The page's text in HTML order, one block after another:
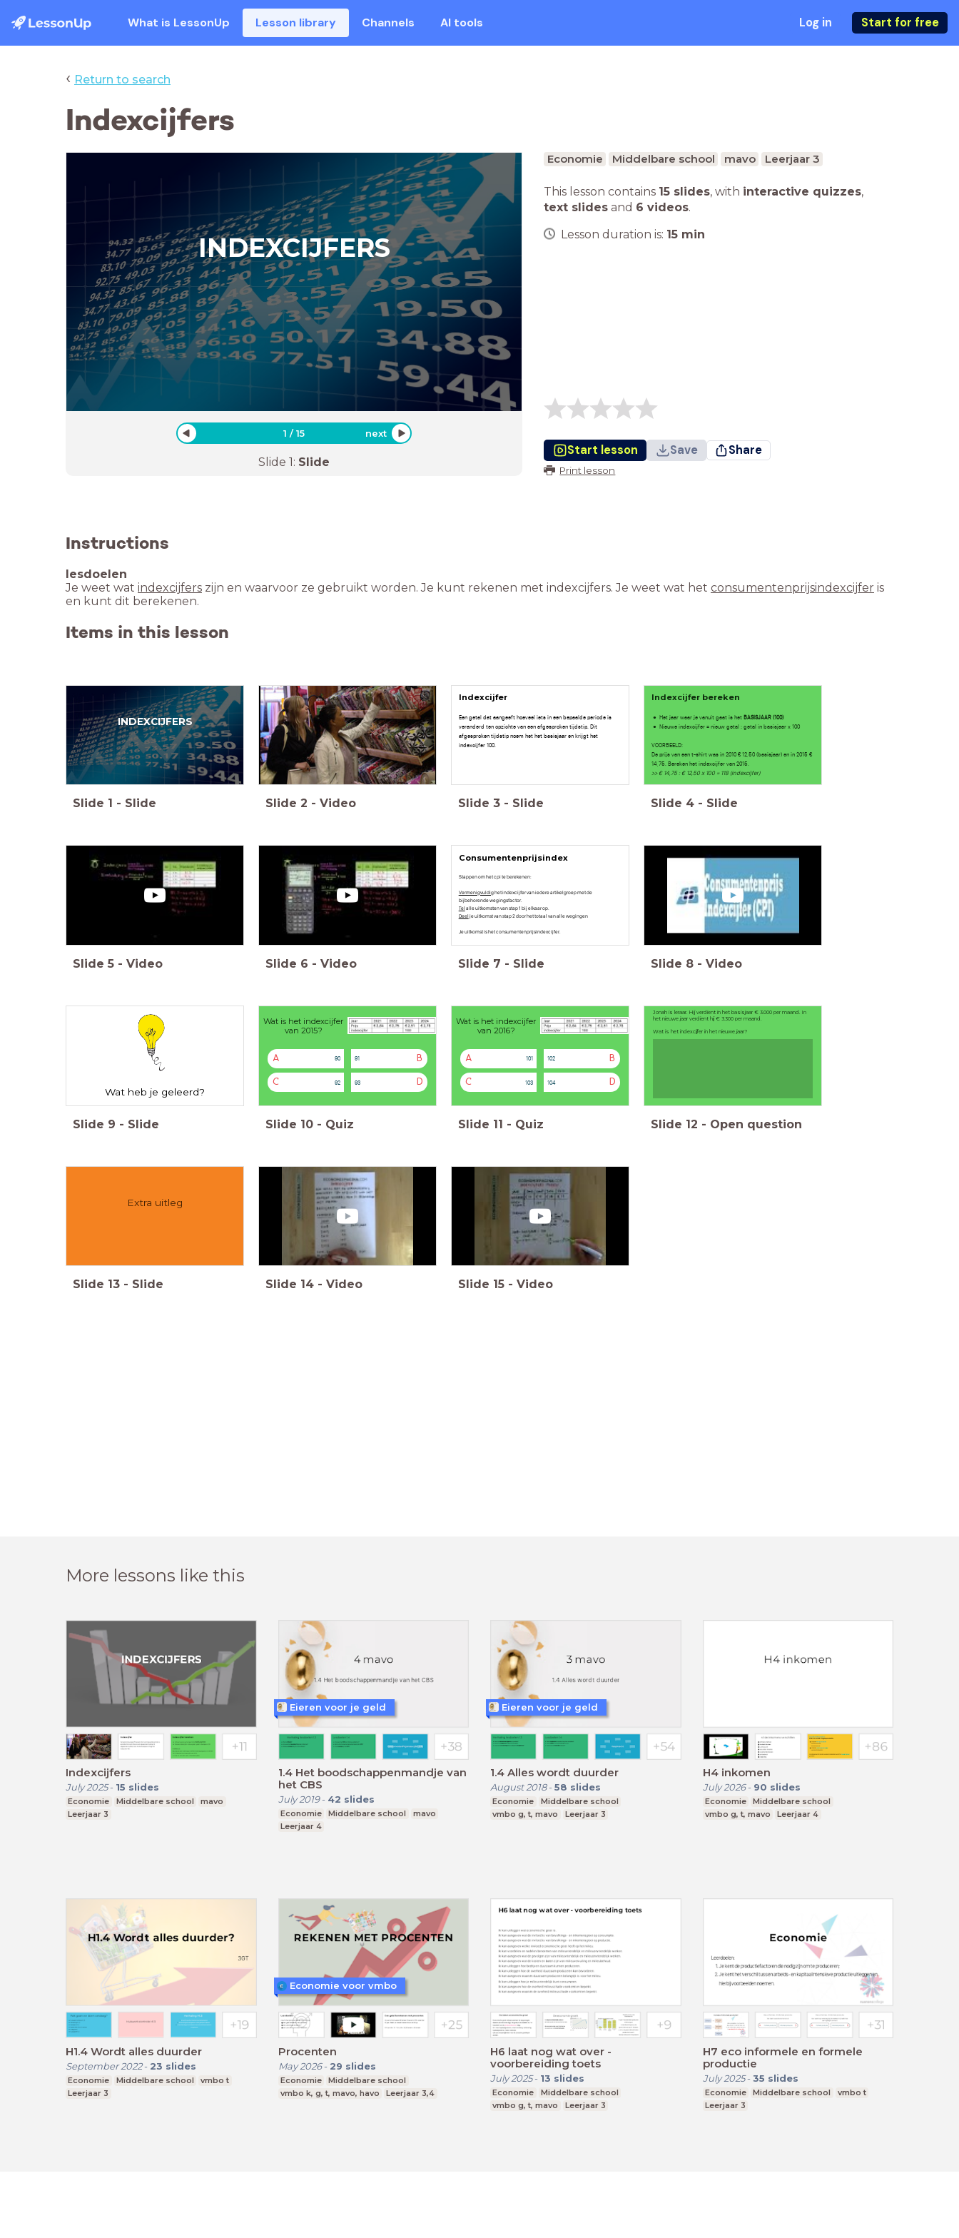
What is LessonUp Lesson library Channels AI tools Log in Start for free
‹ Return to search
Indexcijfers
INDEXCIJFERS
1 /15 next
Slide 1: Slide
Economie Middelbare school mavo Leerjaar 3
This lesson contains 15 slides, with interactive quizzes,
text slides and 6 videos.
Lesson duration is: 15 min
Start lesson Save Share
Print lesson
Instructions
lesdoelen
Je weet wat indexcijfers zijn en waarvoor ze gebruikt worden. Je kunt rekenen met indexcijfers. Je weet wat het consumentenprijsindexcijfer is
en kunt dit berekenen.
Items in this lesson
INDEXCIJFERS
Slide 1 - Slide Slide 2 - Video
Indexcijfer
Een getal dat aangeeft hoeveel iets in een bepaalde periode is
veranderd ten opzichte van een afgesproken tijdstip. Dit
afgesproken tijdstip noem het het basisjaar en krijgt het
indexcijfer 100.
Slide 3 - Slide
Indexcijfer bereken
Het jaar waar je vanuit gaat is hetBASISJAAR (100)
Nieuwe indexcijfer = nieuw getal : getal in basisjaar x 100
VOORBEELD:
De prijs van een t-shirt was in 2010 € 12,50 (basisjaar) en in 2015 €
14,75. Bereken het indexcijfer van 2015.
>> € 14,75 : € 12,50 x 100 = 118 (indexcijfer)
Slide 4 - Slide
Slide 5 - Video Slide 6 - Video
Consumentenprijsindex
Stappen om het cpi te berekenen:
Vermenigvuldighet indexcijfer van iedere artikelgroep met de
bijbehorende wegingsfactor.
Tel alle uitkomsten van stap 1 bij elkaar op.
Deel je uitkomst van stap 2 door het totaal van alle wegingen
Je uitkomst is het consumentenprijsindexcijfer.
Slide 7 - Slide Slide 8 - Video
Wat heb je geleerd?
Slide 9 - Slide
Wat is het indexcijfer
van 2015?
A 90 B
91
C 92 D
93
Slide 10 - Quiz
Wat is het indexcijfer
van 2016?
A 101 B
102
C 103 D
104
Slide 11 - Quiz
Jonah is leraar. Hij verdient in het basisjaar € 3.000 per maand. In
het nieuwe jaar verdient hij € 3.300 per maand.
Wat is het indexcijfer in het nieuwe jaar?
Slide 12 - Open question
Extra uitleg
Slide 13 - Slide Slide 14 - Video Slide 15 - Video
More lessons like this
Indexcijfers
July 2025- 15 slides
Economie Middelbare school
mavo
Leerjaar 3
1.4 Het boodschappenmandje van
het CBS
July 2019- 42 slides
Economie Middelbare school
mavo
Leerjaar 4
Eieren voor je geld
1.4 Alles wordt duurder
August 2018- 58 slides
Economie
Middelbare school
vmbo g, t, mavo
Leerjaar 3
Eieren voor je geld
H4 inkomen
July 2026- 90 slides
Economie
Middelbare school
vmbo g, t, mavo
Leerjaar 4
H1.4 Wordt alles duurder
September 2022- 23 slides
Economie Middelbare school
vmbo t
Leerjaar 3
Procenten
May 2026- 29 slides
Economie
Middelbare school
vmbo k, g, t, mavo, havo
Leerjaar 3,4
Economie voor vmbo
H6 laat nog wat over -
voorbereiding toets
July 2025- 13 slides
Economie
Middelbare school
vmbo g, t, mavo
Leerjaar 3
H7 eco informele en formele
productie
July 2025- 35 slides
Economie Middelbare school
vmbo t
Leerjaar 3